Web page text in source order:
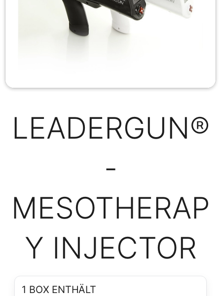
LEADERGUN®
-
MESOTHERAP
Y INJECTOR
1 BOX ENTHÄLT